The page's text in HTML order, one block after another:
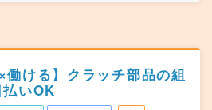
働ける】クラッチ部品の組
いOK